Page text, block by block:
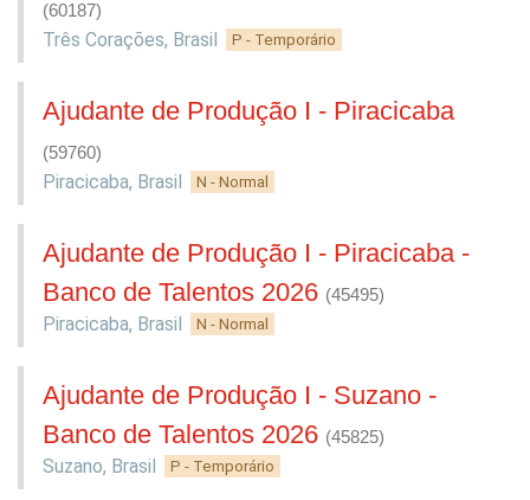
(60187)
Três Corações, Brasil P - Temporário
Ajudante de Produção I - Piracicaba
(59760)
Piracicaba, Brasil N - Normal
Ajudante de Produção I - Piracicaba -
Banco de Talentos 2026 (45495)
Piracicaba, Brasil N - Normal
Ajudante de Produção I - Suzano -
Banco de Talentos 2026 (45825)
Suzano, Brasil P - Temporário